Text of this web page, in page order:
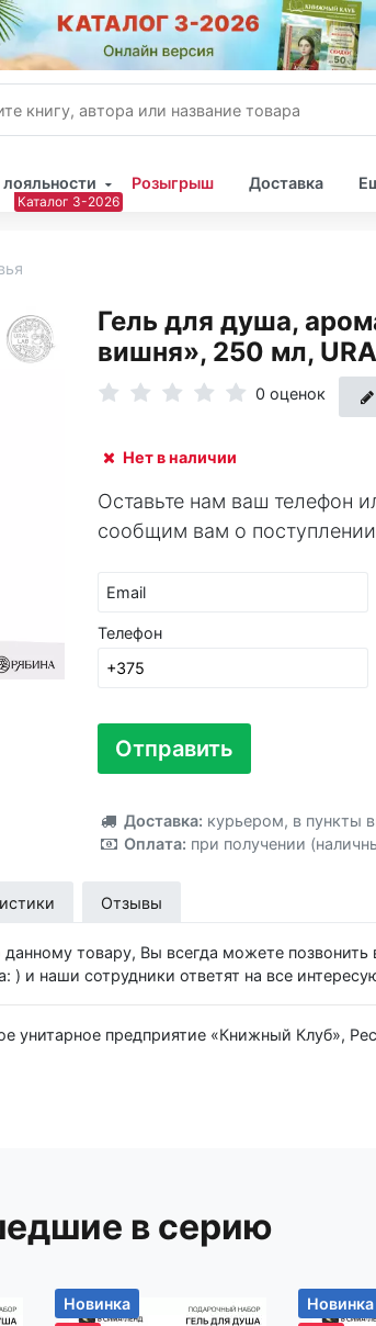
Розыгрыш Доставка
Гель для душа,
вишня», 250 мл,
0 оценок
Нет в наличии
Оставьте нам ваш телефон
сообщим вам о поступлении
Email
Телефон
Отправить
Доставка: курьером, в пункты
Оплата: при получении
Отзывы
данному товару, Вы всегда можете
) и наши сотрудники ответят на все
в серию
Новинка
Новинка